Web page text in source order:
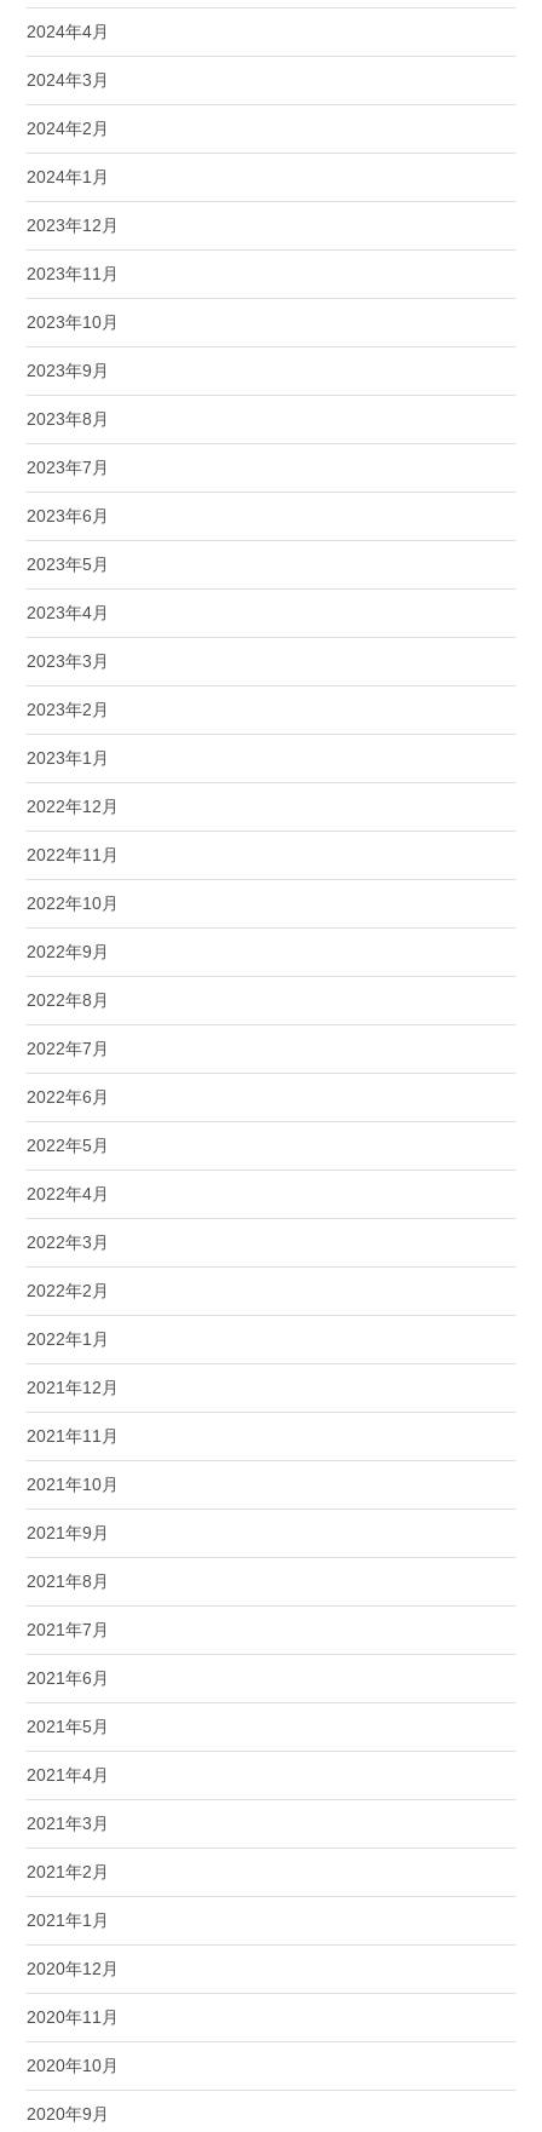
2024年4月
2024年3月
2024年2月
2024年1月
2023年12月
2023年11月
2023年10月
2023年9月
2023年8月
2023年7月
2023年6月
2023年5月
2023年4月
2023年3月
2023年2月
2023年1月
2022年12月
2022年11月
2022年10月
2022年9月
2022年8月
2022年7月
2022年6月
2022年5月
2022年4月
2022年3月
2022年2月
2022年1月
2021年12月
2021年11月
2021年10月
2021年9月
2021年8月
2021年7月
2021年6月
2021年5月
2021年4月
2021年3月
2021年2月
2021年1月
2020年12月
2020年11月
2020年10月
2020年9月